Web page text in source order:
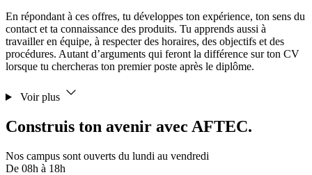
En répondant à ces offres, tu développes ton expérience, ton sens du
contact et ta connaissance des produits. Tu apprends aussi à
travailler en équipe, à respecter des horaires, des objectifs et des
procédures. Autant d’arguments qui feront la différence sur ton CV
lorsque tu chercheras ton premier poste après le diplôme.
Voir plus
Construis ton avenir avec AFTEC.
Nos campus sont ouverts du lundi au vendredi
De 08h à 18h